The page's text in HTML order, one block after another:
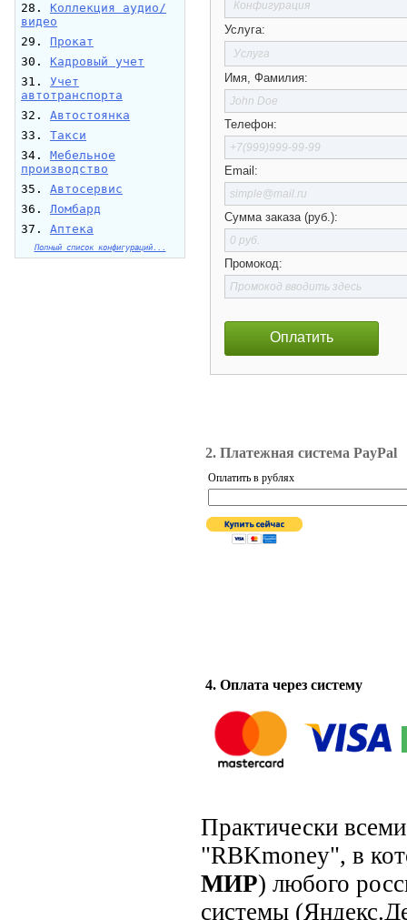
28. Коллекция аудио/
видео
29. Прокат
30. Кадровый учет
31. Учет
автотранспорта
32. Автостоянка
33. Такси
34. Мебельное
производство
35. Автосервис
36. Ломбард
37. Аптека
Полный список конфигураций...
Услуга:
Имя, Фамилия:
Телефон:
Email:
Сумма заказа (руб.):
Промокод:
Оплатить
2. Платежная система PayPal
Оплатить в рублях
4. Оплата через систему
Практически
"RBKmoney", в
МИР) любого
системы